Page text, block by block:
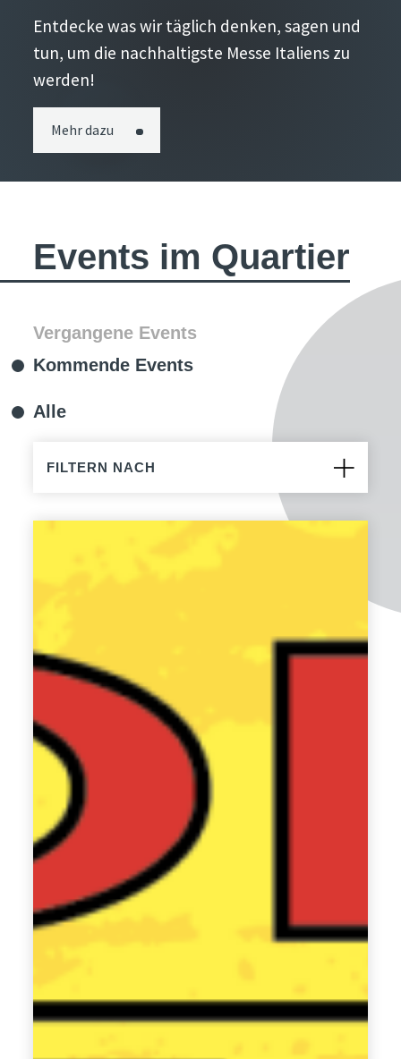
Entdecke was wir täglich denken, sagen und
tun, um die nachhaltigste Messe Italiens zu
werden!
Mehr dazu
Events im Quartier
Vergangene Events
Kommende Events
Alle
FILTERN NACH